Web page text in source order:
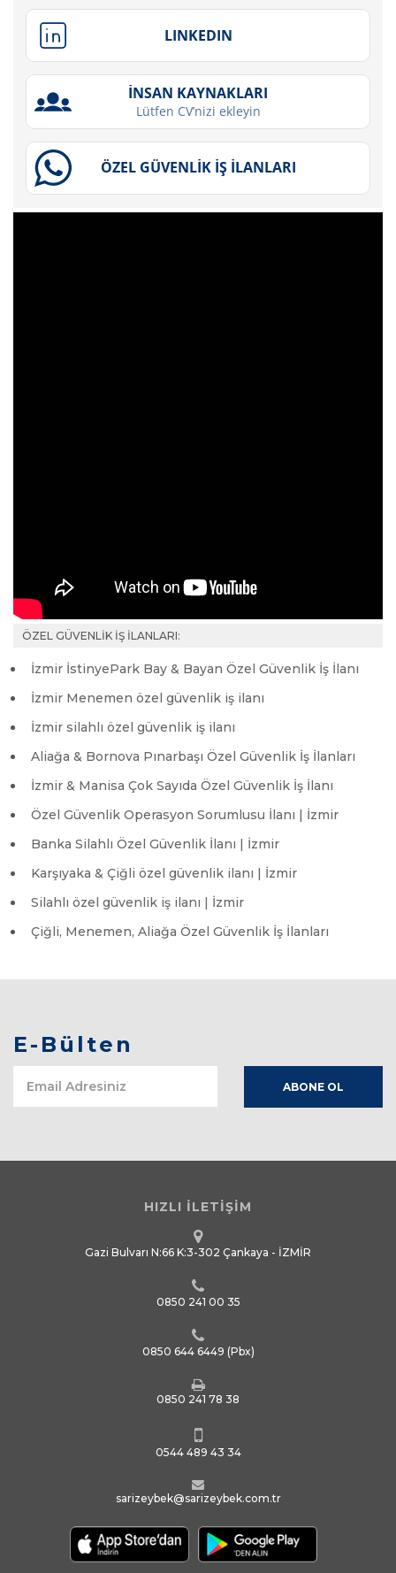
ÖZEL GÜVENLİK İŞ İLANLARI:
İzmir İstinyePark Bay & Bayan Özel Güvenlik İş İlanı
İzmir Menemen özel güvenlik iş ilanı
İzmir silahlı özel güvenlik iş ilanı
Aliağa & Bornova Pınarbaşı Özel Güvenlik İş İlanları
İzmir & Manisa Çok Sayıda Özel Güvenlik İş İlanı
Özel Güvenlik Operasyon Sorumlusu İlanı | İzmir
Banka Silahlı Özel Güvenlik İlanı | İzmir
Karşıyaka & Çiğli özel güvenlik ilanı | İzmir
Silahlı özel güvenlik iş ilanı | İzmir
Çiğli, Menemen, Aliağa Özel Güvenlik İş İlanları
E-Bülten
HIZLI İLETİŞİM
Gazi Bulvarı N:66 K:3-302 Çankaya - İZMİR
0850 241 00 35
0850 644 6449 (Pbx)
0850 241 78 38
0544 489 43 34
sarizeybek@sarizeybek.com.tr